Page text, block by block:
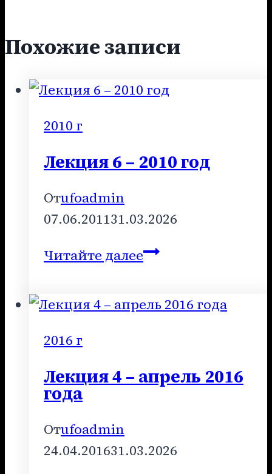
Похожие записи
2010 г
Лекция 6 – 2010 год
Отufoadmin
07.06.201131.03.2026
Читайте далееЛекция
2010
2016 г
Лекция 4 – апрель 2016
года
Отufoadmin
24.04.201631.03.2026